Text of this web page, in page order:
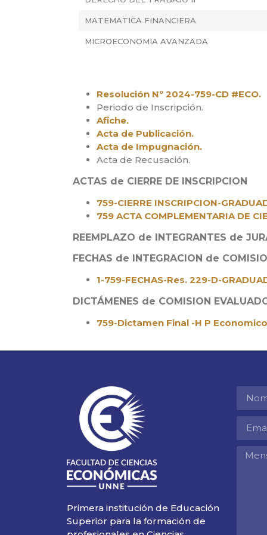
MATEMATICA FINANCIERA
MICROECONOMIA AVANZADA
Resolución Nº 2024-759-CD #ECO.
Periodo de Inscripción.
Afiche.
Acta de Publicación.
Acta de Impugnación.
Acta de Recusación.
ACTAS de CIERRE DE INSCRIPCION
759-CIERRE INSCRIPCION-
759 ACTA COMPLEMENTARIA DE
REEMPLAZO de INTEGRANTES de
FECHAS de INTEGRACION de
1-759-FECHAS-Res. 229-D-
DICTÁMENES de COMISION
759-Dictamen Final -H P
Primera institución de Educación
Superior para la formación de